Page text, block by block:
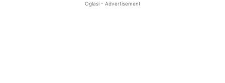
Oglasi - Advertisement